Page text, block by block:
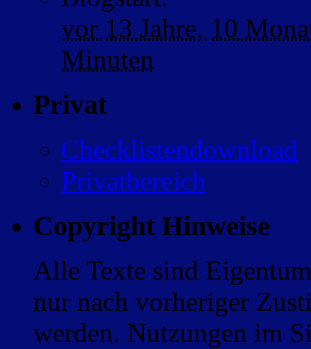
vor 13 Jahre, 10
Minuten
Privat
Checklistendownload
Privatbereich
Copyright Hinweise
Alle Texte sind
nur nach vorheriger
werden. Nutzungen im